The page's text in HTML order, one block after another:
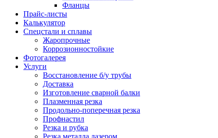
Фланцы
Прайс-листы
Калькулятор
Спецстали и сплавы
Жаропрочные
Коррозионностойкие
Фотогалерея
Услуги
Восстановление б/у трубы
Доставка
Изготовление сварной балки
Плазменная резка
Продольно-поперечная резка
Профнастил
Резка и рубка
Резка металла лазером